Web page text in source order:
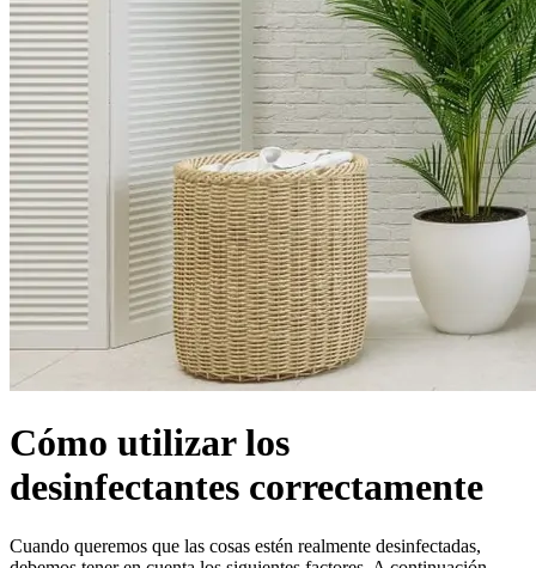
Cómo utilizar los
desinfectantes correctamente
Cuando queremos que las cosas estén realmente desinfectadas,